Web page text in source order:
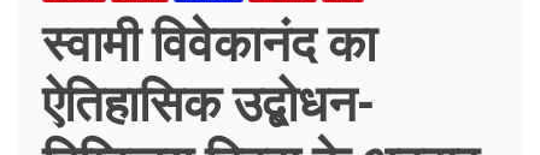
स्वामी विवेकानंद का
ऐतिहासिक उद्बोधन-